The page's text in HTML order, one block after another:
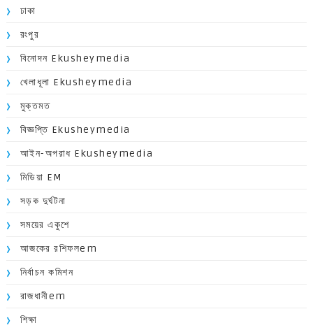
ঢাকা
রংপুর
বিনোদন Ekusheymedia
খেলাধূলা Ekusheymedia
মুক্তমত
বিজ্ঞপ্তি Ekusheymedia
আইন-অপরাধ Ekusheymedia
মিডিয়া EM
সড়ক দুর্ঘটনা
সময়ের একুশে
আজকের রশিফলem
নির্বাচন কমিশন
রাজধানীem
শিক্ষা